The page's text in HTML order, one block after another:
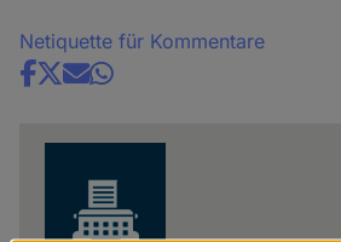
Netiquette für Kommentare
Share